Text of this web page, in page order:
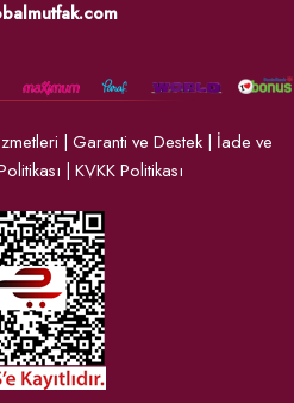
| Garanti ve Destek| İade ve
| KVKK Politikası